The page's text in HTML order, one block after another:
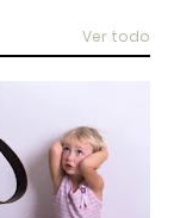
Ver todo